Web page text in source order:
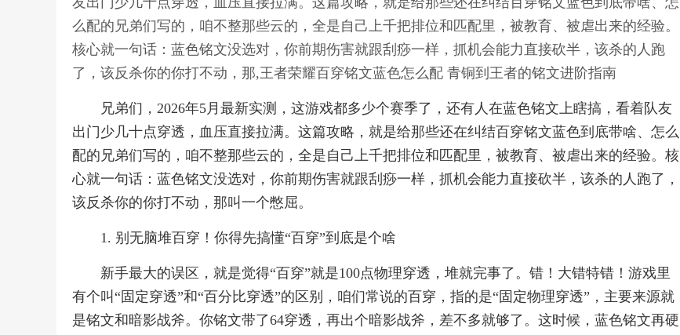
么配的兄弟们写的，咱不整那些云的，全是自己上千把排位和匹配里，被教育、被虐出来的经验。
核心就一句话：蓝色铭文没选对，你前期伤害就跟刮痧一样，抓机会能力直接砍半，该杀的人跑
了，该反杀你的你打不动，那,王者荣耀百穿铭文蓝色怎么配 青铜到王者的铭文进阶指南
兄弟们，2026年5月最新实测，这游戏都多少个赛季了，还有人在蓝色铭文上瞎搞，看着队友
出门少几十点穿透，血压直接拉满。这篇攻略，就是给那些还在纠结百穿铭文蓝色到底带啥、怎么
配的兄弟们写的，咱不整那些云的，全是自己上千把排位和匹配里，被教育、被虐出来的经验。核
心就一句话：蓝色铭文没选对，你前期伤害就跟刮痧一样，抓机会能力直接砍半，该杀的人跑了，
该反杀你的你打不动，那叫一个憋屈。
1. 别无脑堆百穿！你得先搞懂“百穿”到底是个啥
新手最大的误区，就是觉得“百穿”就是100点物理穿透，堆就完事了。错！大错特错！游戏里
有个叫“固定穿透”和“百分比穿透”的区别，咱们常说的百穿，指的是“固定物理穿透”，主要来源就
是铭文和暗影战斧。你铭文带了64穿透，再出个暗影战斧，差不多就够了。这时候，蓝色铭文再硬